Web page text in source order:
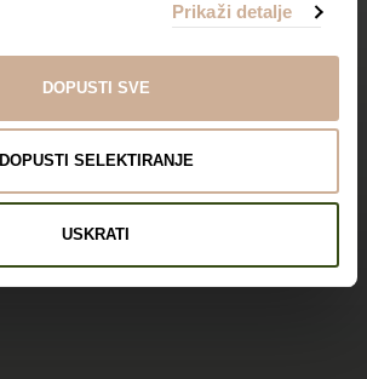
Prikaži detalje
DOPUSTI SVE
DOPUSTI SELEKTIRANJE
USKRATI